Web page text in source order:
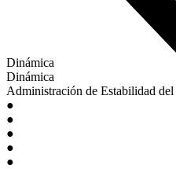
Dinámica
Dinámica
Administración de Estabilidad
●
●
●
●
●